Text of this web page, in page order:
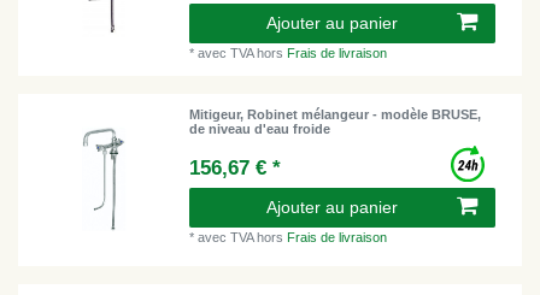
Ajouter au panier
*avec TVAhorsFrais de livraison
Mitigeur, Robinet mélangeur - modèle BRUSE,
de niveau d'eau froide
156,67 € *
Ajouter au panier
*avec TVAhorsFrais de livraison